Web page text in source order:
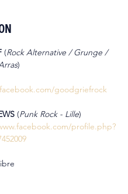
(Rock Alternative / Grunge /
)
goodgriefrock
(Punk Rock - Lille)
profile.php?